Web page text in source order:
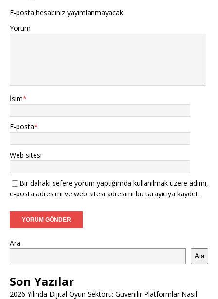
E-posta hesabınız yayımlanmayacak.
Yorum
İsim*
E-posta*
Web sitesi
Bir dahaki sefere yorum yaptığımda kullanılmak üzere adımı,
e-posta adresimi ve web sitesi adresimi bu tarayıcıya kaydet.
Ara
Ara
Son Yazılar
2026 Yılında Dijital Oyun Sektörü: Güvenilir Platformlar Nasıl